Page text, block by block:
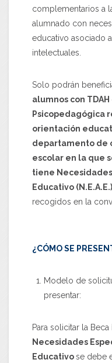
complementarios a
alumnado con
educativo asociado
intelectuales.
Solo podrán
alumnos con
Psicopedagógica
orientación
departamento de
escolar en la que
tiene
Educativo (N.E.A.E.)
recogidos en la
¿CÓMO SE
Modelo de
presentar:
Para solicitar la Beca
Necesidades
Educativose debe